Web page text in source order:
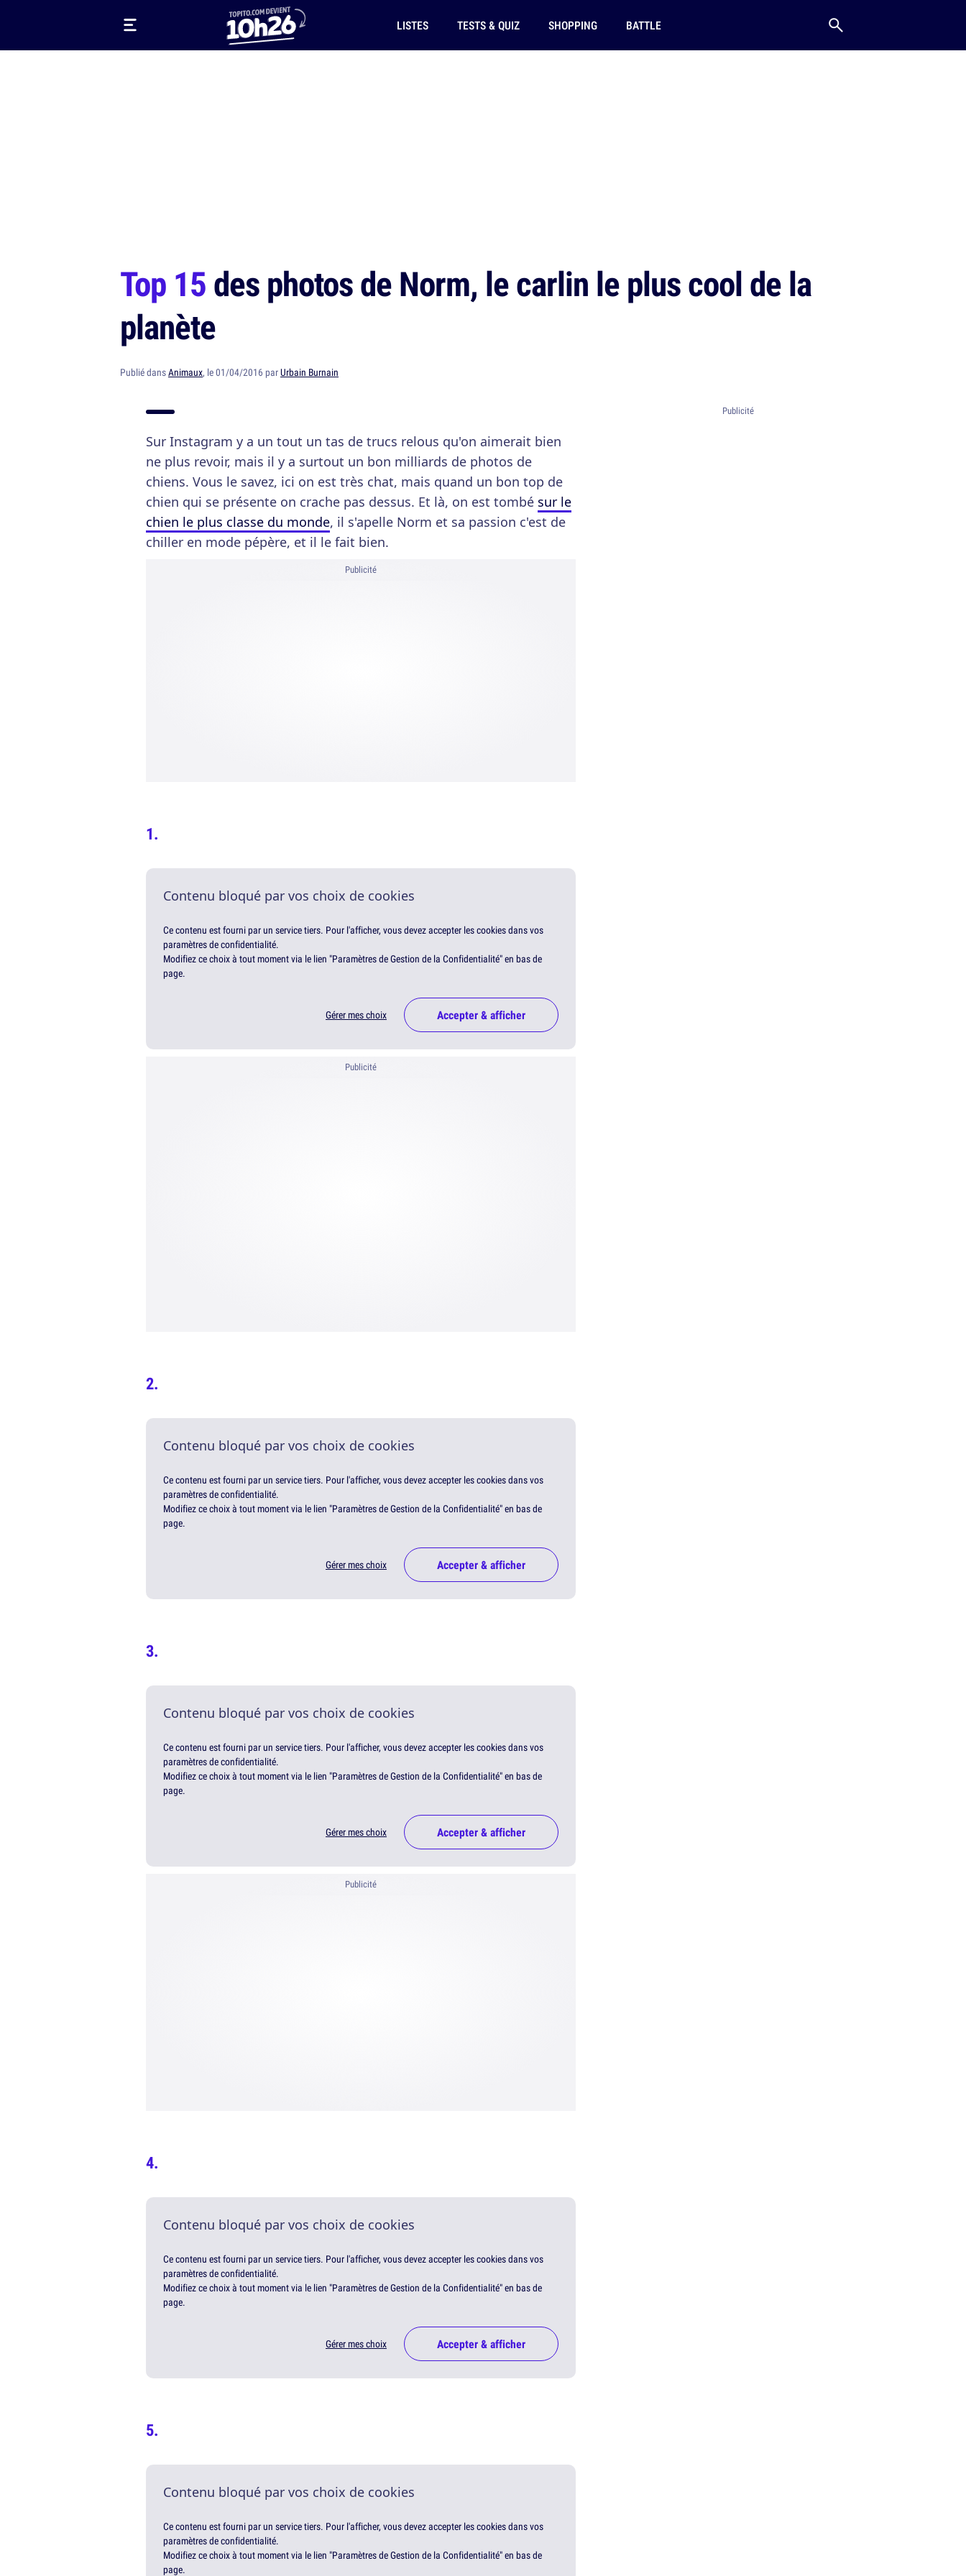
LISTES TESTS & QUIZ SHOPPING BATTLE
Top 15des photos de Norm, le carlin le plus cool de la
planète
Publié dansAnimaux, le 01/04/2016 parUrbain Burnain
Sur Instagram y a un tout un tas de trucs relous qu'on aimerait bien
ne plus revoir, mais il y a surtout un bon milliards de photos de
chiens. Vous le savez, ici on est très chat, mais quand un bon top de
chien qui se présente on crache pas dessus. Et là, on est tombé sur le
chien le plus classe du monde, il s'apelle Norm et sa passion c'est de
chiller en mode pépère, et il le fait bien.
Publicité
Contenu bloqué par vos choix de cookies
Ce contenu est fourni par un service tiers. Pour l'afficher, vous devez accepter les cookies dans vos
paramètres de confidentialité.
Modifiez ce choix à tout moment via le lien "Paramètres de Gestion de la Confidentialité" en bas de
page.
Gérer mes choix Accepter & afficher
Publicité
Contenu bloqué par vos choix de cookies
Ce contenu est fourni par un service tiers. Pour l'afficher, vous devez accepter les cookies dans vos
paramètres de confidentialité.
Modifiez ce choix à tout moment via le lien "Paramètres de Gestion de la Confidentialité" en bas de
page.
Gérer mes choix Accepter & afficher
Contenu bloqué par vos choix de cookies
Ce contenu est fourni par un service tiers. Pour l'afficher, vous devez accepter les cookies dans vos
paramètres de confidentialité.
Modifiez ce choix à tout moment via le lien "Paramètres de Gestion de la Confidentialité" en bas de
page.
Gérer mes choix Accepter & afficher
Publicité
Contenu bloqué par vos choix de cookies
Ce contenu est fourni par un service tiers. Pour l'afficher, vous devez accepter les cookies dans vos
paramètres de confidentialité.
Modifiez ce choix à tout moment via le lien "Paramètres de Gestion de la Confidentialité" en bas de
page.
Gérer mes choix Accepter & afficher
Contenu bloqué par vos choix de cookies
Ce contenu est fourni par un service tiers. Pour l'afficher, vous devez accepter les cookies dans vos
paramètres de confidentialité.
Modifiez ce choix à tout moment via le lien "Paramètres de Gestion de la Confidentialité" en bas de
page.